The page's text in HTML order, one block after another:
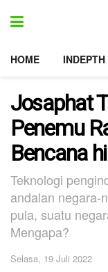
HOME INDEPTH
Josaphat
Penemu
Bencana
Teknologi
andalan negara-
pula, suatu
Mengapa?
Selasa, 19 Juli 2022